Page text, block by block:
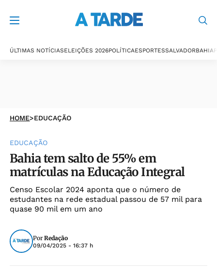
ÚLTIMAS NOTÍCIASELEIÇÕES 2026POLÍTICAESPORTESSALVADORBAHIA
HOME>EDUCAÇÃO
EDUCAÇÃO
Bahia tem salto de 55% em
matrículas na Educação Integral
Censo Escolar 2024 aponta que o número de
estudantes na rede estadual passou de 57 mil para
quase 90 mil em um ano
Por Redação
09/04/2025 - 16:37 h